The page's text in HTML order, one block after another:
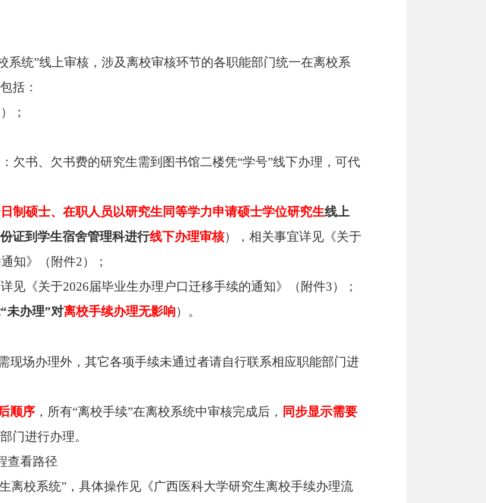
系统”线上审核，涉及离校审核环节的各职能部门统一在离校系
括：
；
欠书、欠书费的研究生需到图书馆二楼凭“学号”线下办理，可代
制硕士、在职人员以研究生同等学力申请硕士学位研究生线上
证到学生宿舍管理科进行线下办理审核），相关事宜详见《关于
知》（附件2）；
见《关于2026届毕业生办理户口迁移手续的通知》（附件3）；
未办理”对离校手续办理无影响）。
现场办理外，其它各项手续未通过者请自行联系相应职能部门进
顺序 ，所有“离校手续”在离校系统中审核完成后， 同步显示需要
门进行办理。
查看路径
离校系统”，具体操作见《广西医科大学研究生离校手续办理流